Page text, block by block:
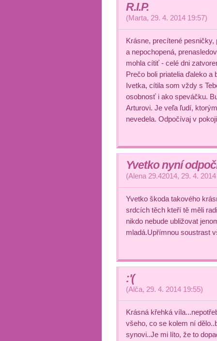
R.I.P.
(Marta, 29. 4. 2014 19:57)
Krásne, precítené
a nepochopená,
mohla cítiť - celé dni
Prečo boli priatelia ďaleko
Ivetka, cítila som vždy s
osobnosť i ako speváčku.
Arturovi. Je veľa ľudí,
nevedela. Odpočívaj v
Yvetko nyní
(Alena 29.42014, 29. 4. 2014
Yvetko škoda takového
srdcích těch kteří tě měli
nikdo nebude ubližovat
mladá.Upřímnou soustrast
:'(
(Alča, 29. 4. 2014 19:55)
Krásná křehká
všeho, co se kolem ní
synovi..Je mi líto, že to